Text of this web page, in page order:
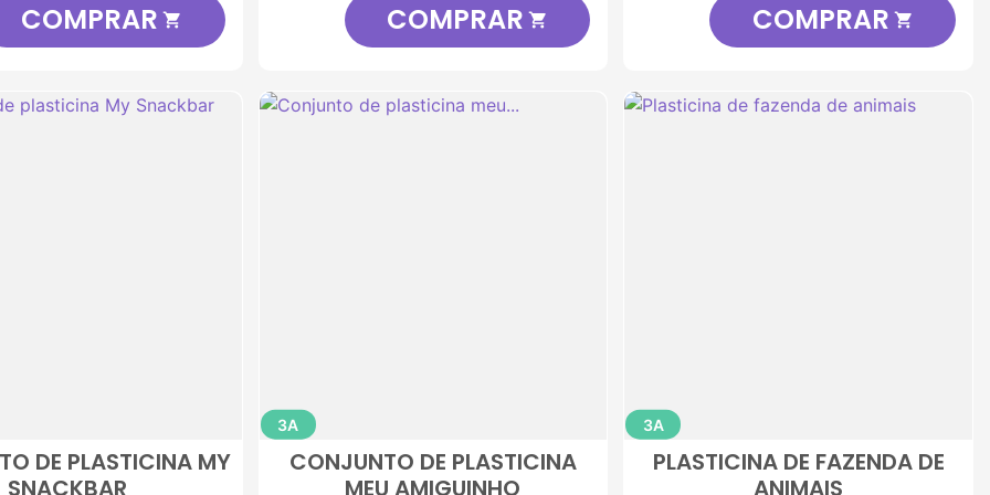
COMPRAR  COMPRAR  COMPRAR 
DE PLASTICINA MY
SNACKBAR
3A
CONJUNTO DE PLASTICINA
MEU AMIGUINHO
3A
PLASTICINA DE FAZENDA DE
ANIMAIS